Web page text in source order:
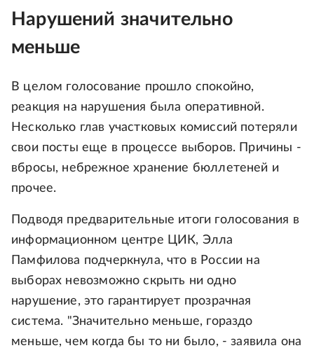
Нарушений значительно
меньше
В целом голосование прошло спокойно,
реакция на нарушения была оперативной.
Несколько глав участковых комиссий потеряли
свои посты еще в процессе выборов. Причины -
вбросы, небрежное хранение бюллетеней и
прочее.
Подводя предварительные итоги голосования в
информационном центре ЦИК, Элла
Памфилова подчеркнула, что в России на
выборах невозможно скрыть ни одно
нарушение, это гарантирует прозрачная
система. "Значительно меньше, гораздо
меньше, чем когда бы то ни было, - заявила она